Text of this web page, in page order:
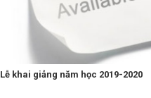
Lễ khai giảng năm học 2019-2020